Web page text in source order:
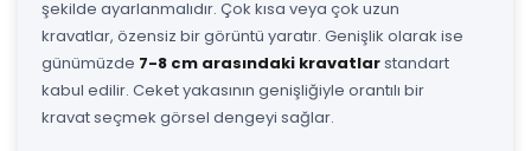
şekilde ayarlanmalıdır. Çok kısa veya çok uzun
kravatlar, özensiz bir görüntü yaratır. Genişlik olarak ise
günümüzde 7-8 cm arasındaki kravatlarstandart
kabul edilir. Ceket yakasının genişliğiyle orantılı bir
kravat seçmek görsel dengeyi sağlar.